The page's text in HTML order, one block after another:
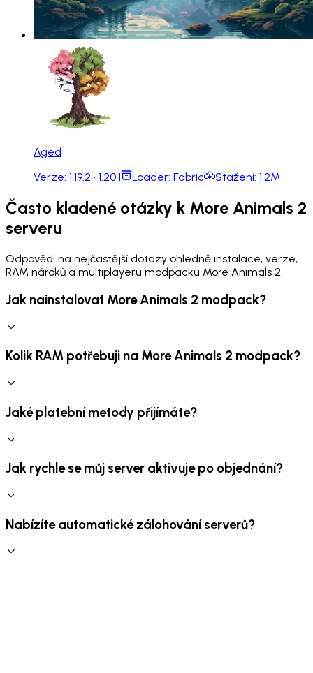
Aged
Verze: 1.19.2 · 1.20.1 Loader: Fabric Stažení: 1.2M
Často kladené otázky k More Animals 2
serveru
Odpovědi na nejčastější dotazy ohledně instalace, verze,
RAM nároků a multiplayeru modpacku More Animals 2.
Jak nainstalovat More Animals 2 modpack?
Kolik RAM potřebuji na More Animals 2 modpack?
Jaké platební metody přijímáte?
Jak rychle se můj server aktivuje po objednání?
Nabízíte automatické zálohování serverů?